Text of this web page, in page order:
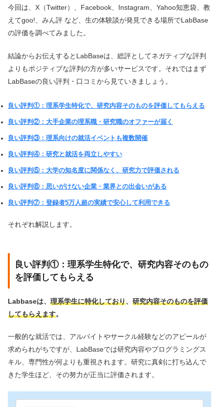
今回は、X（Twitter）、Facebook、Instagram、Yahoo知恵袋、教
えてgoo!、みん評 など、生の体験談が発見できる場所でLabBase
の評価を調べてみました。
結論からお伝えするとLabBaseは、総評としてネガティブな評判
よりもポジティブな評判の方が多いサービスです。それではまず
LabBaseの良い評判・口コミから見ていきましょう。
良い評判①：理系学生特化で、研究内容そのものを評価してもらえる
良い評判②：大手企業の理系職・研究職のオファーが届く
良い評判③：理系向けの就活イベントも複数開催
良い評判④：研究と就活を両立しやすい
良い評判⑤：大学の知名度に関係なく、研究力で評価される
良い評判⑥：思いがけない企業・業界との出会いがある
良い評判⑦：登録者5万人超の実績で安心して利用できる
それぞれ解説します。
良い評判①：理系学生特化で、研究内容そのもの
を評価してもらえる
Labbaseは、 理系学生に特化しており、 研究内容そのものを評価
してもらえます。
一般的な就活では、アルバイトやサークル経験などのアピールが
求められがちですが、LabBaseでは研究内容やプログラミングス
キル、専門性が何よりも重視されます。研究に真剣に打ち込んで
きた学生ほど、その努力が正当に評価されます。